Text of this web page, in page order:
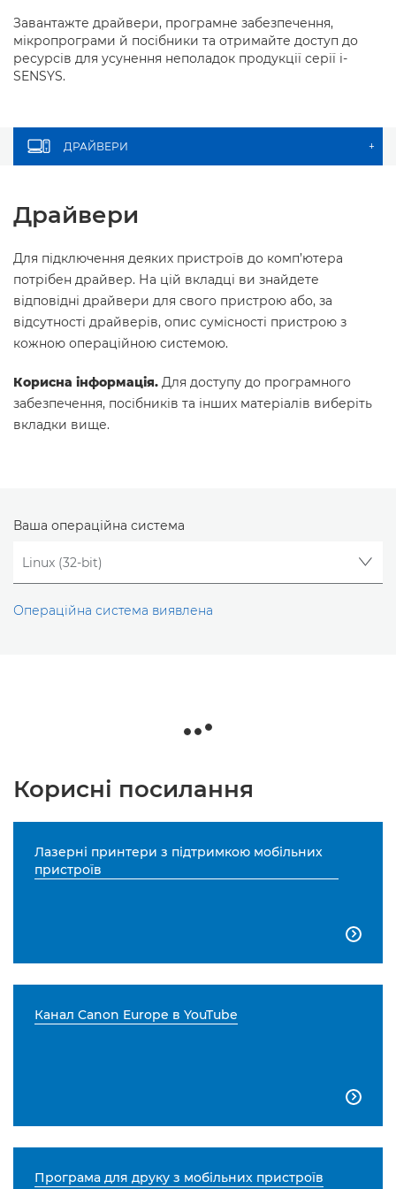
Завантажте драйвери, програмне забезпечення,
мікропрограми й посібники та отримайте доступ до
ресурсів для усунення неполадок продукції серії i-
SENSYS.
ДРАЙВЕРИ +
Драйвери
Для підключення деяких пристроїв до комп’ютера
потрібен драйвер. На цій вкладці ви знайдете
відповідні драйвери для свого пристрою або, за
відсутності драйверів, опис сумісності пристрою з
кожною операційною системою.
Корисна інформація. Для доступу до програмного
забезпечення, посібників та інших матеріалів виберіть
вкладки вище.
Ваша операційна система
Операційна система виявлена
Корисні посилання
Лазерні принтери з підтримкою мобільних
пристроїв

Канал Canon Europe в YouTube

Програма для друку з мобільних пристроїв